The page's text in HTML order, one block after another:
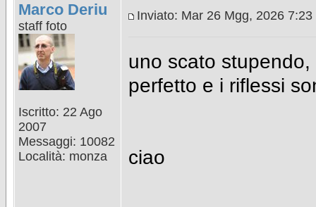
Marco Deriu
staff foto
Iscritto: 22 Ago
2007
Messaggi: 10082
Località: monza
Inviato: Mar 26 Mgg, 2026 7:23
uno scato
perfetto e i riflessi
ciao